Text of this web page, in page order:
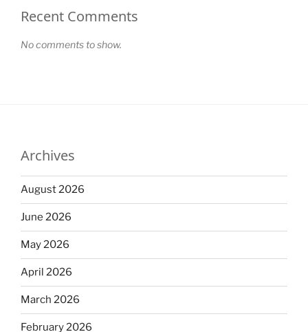
Recent Comments
No comments to show.
Archives
August 2026
June 2026
May 2026
April 2026
March 2026
February 2026